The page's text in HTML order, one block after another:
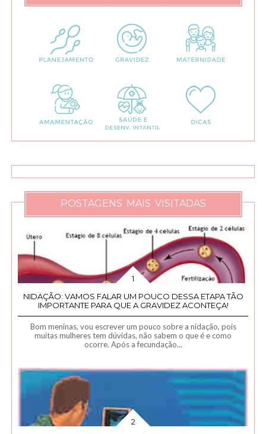
POSTAGENS MAIS VISITADAS
NIDAÇÃO: VAMOS FALAR UM POUCO DESSA ETAPA TÃO
IMPORTANTE PARA QUE A GRAVIDEZ ACONTEÇA!
Bom meninas, vou escrever um pouco sobre a nidação, pois
muitas mulheres tem dúvidas, não sabem o que é e como
ocorre. Após a fecundação...